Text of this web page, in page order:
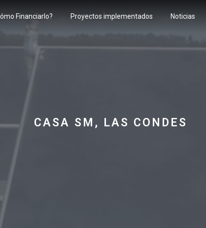
Financiarlo? Proyectos implementados Noticias
CASA SM, LAS CONDES